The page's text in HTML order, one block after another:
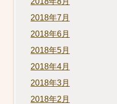
2018年7月
2018年6月
2018年5月
2018年4月
2018年3月
2018年2月